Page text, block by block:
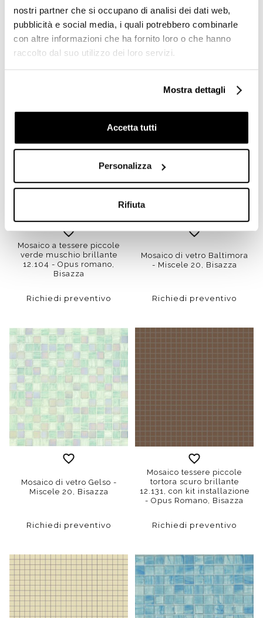
nostri partner che si occupano di analisi dei dati web,
pubblicità e social media, i quali potrebbero combinarle
con altre informazioni che ha fornito loro o che hanno
raccolto dal suo utilizzo dei loro servizi.
Mostra dettagli
Accetta tutti
Personalizza
Rifiuta
Richiedi preventivo Richiedi preventivo
Prodotti simili
Mosaico a tessere piccole
verde muschio brillante
12.104 - Opus romano,
Bisazza
Richiedi preventivo
Mosaico di vetro Baltimora
- Miscele 20, Bisazza
Richiedi preventivo
Mosaico di vetro Gelso -
Miscele 20, Bisazza
Richiedi preventivo
Mosaico tessere piccole
tortora scuro brillante
12.131, con kit installazione
- Opus Romano, Bisazza
Richiedi preventivo